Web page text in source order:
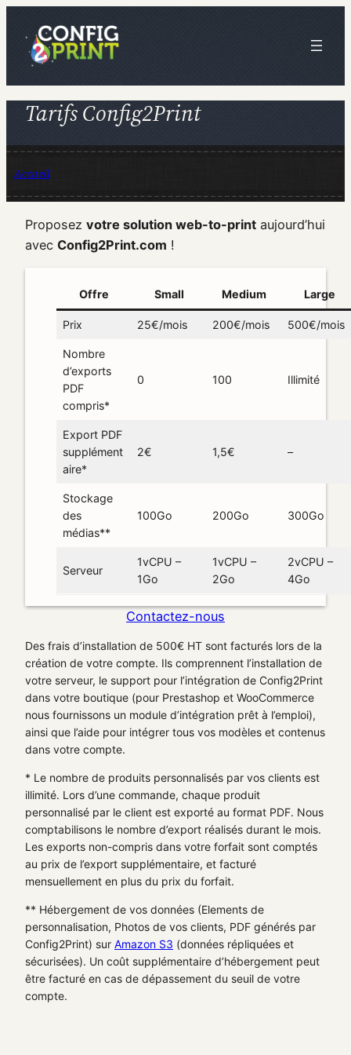
contenu
Tarifs Config2Print
Accueil
Proposez votre solution web-to-print aujourd’hui
avec Config2Print.com !
Offre Small Medium Large
Prix 25€/mois 200€/mois 500€/mois
Nombre
d’exports
PDF
compris*
0 100 Illimité
Export PDF
supplément
aire*
2€ 1,5€ –
Stockage
des
médias**
100Go 200Go 300Go
Serveur
1vCPU –
1Go
1vCPU –
2Go
2vCPU –
4Go
Contactez-nous
Des frais d’installation de 500€ HT sont facturés lors de la
création de votre compte. Ils comprennent l’installation de
votre serveur, le support pour l’intégration de Config2Print
dans votre boutique (pour Prestashop et WooCommerce
nous fournissons un module d’intégration prêt à l’emploi),
ainsi que l’aide pour intégrer tous vos modèles et contenus
dans votre compte.
* Le nombre de produits personnalisés par vos clients est
illimité. Lors d’une commande, chaque produit
personnalisé par le client est exporté au format PDF. Nous
comptabilisons le nombre d’export réalisés durant le mois.
Les exports non-compris dans votre forfait sont comptés
au prix de l’export supplémentaire, et facturé
mensuellement en plus du prix du forfait.
** Hébergement de vos données (Elements de
personnalisation, Photos de vos clients, PDF générés par
Config2Print) sur Amazon S3 (données répliquées et
sécurisées). Un coût supplémentaire d’hébergement peut
être facturé en cas de dépassement du seuil de votre
compte.